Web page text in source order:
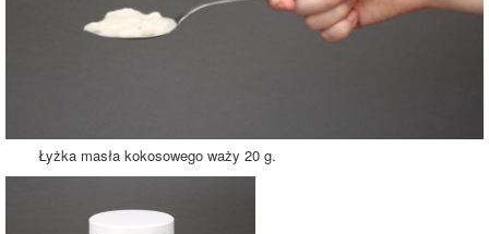
Łyżka masła kokosowego waży 20 g.